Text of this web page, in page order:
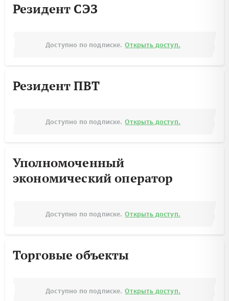
Резидент СЭЗ
Доступно по подписке. Открыть доступ.
Резидент ПВТ
Доступно по подписке. Открыть доступ.
Уполномоченный
экономический оператор
Доступно по подписке. Открыть доступ.
Торговые объекты
Доступно по подписке. Открыть доступ.